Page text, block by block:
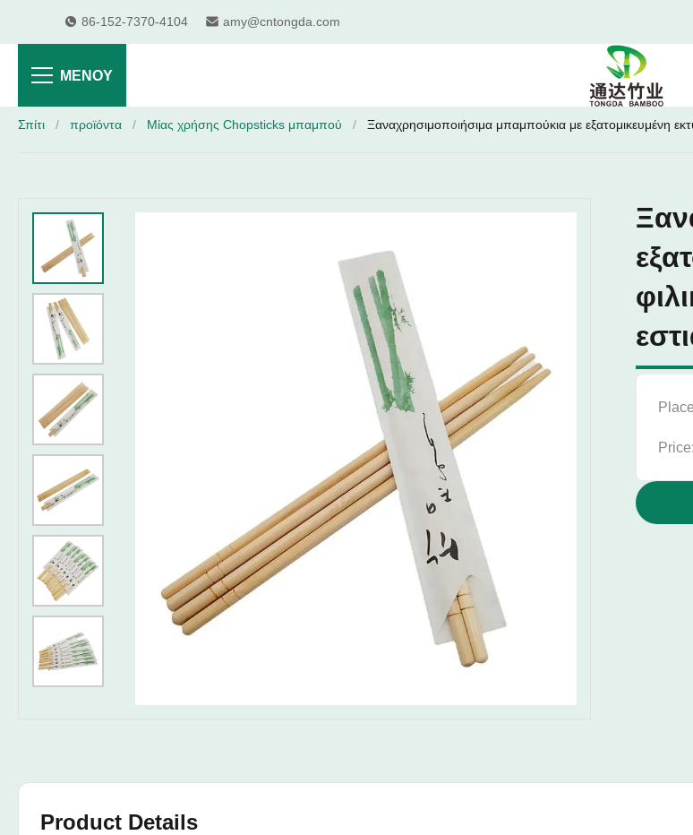
86-152-7370-4104 amy@cntongda.com
ΜΕΝΟΎ
Σπίτι / προϊόντα / Μίας χρήσης Chopsticks μπαμπού / Ξαναχρησιμοποιήσιμα μπαμπούκια με εξατομικευμένη
Price:
Product Details